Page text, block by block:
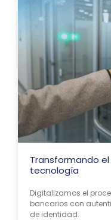
Transformando
tecnología
Digitalizamos el
bancarios con
de identidad.